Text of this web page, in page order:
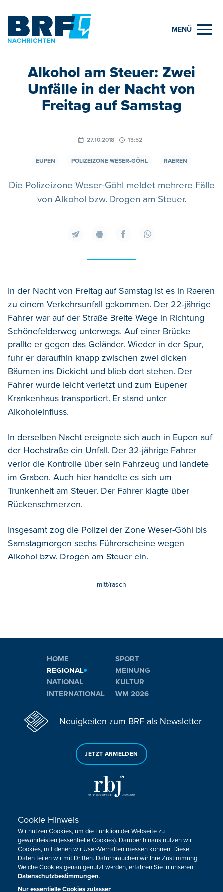
MENÜ
Alkohol am Steuer: Zwei
Unfälle in der Nacht von
Freitag auf Samstag
27.10.2018 13:52
EUPEN POLIZEIZONE WESER-GÖHL RAEREN
Die Polizeizone Weser-Göhl meldet mehrere Fälle
von Alkohol bzw. Drogen am Steuer.
In der Nacht von Freitag auf Samstag ist es in Raeren
zu einem Verkehrsunfall gekommen. Der 22-jährige
Fahrer war auf der Straße Breite Wege in Richtung
Schönefelderweg unterwegs. Auf einer Brücke
prallte er gegen das Geländer. Wieder in der Spur,
fuhr er daraufhin knapp zwischen zwei dicken
Bäumen ins Dickicht und blieb dort stehen. Der
Fahrer wurde leicht verletzt und zum Eupener
Krankenhaus transportiert. Er stand unter
Alkoholeinfluss.
In derselben Nacht ereignete sich auch in Eupen auf
der Hochstraße ein Unfall. Der 32-jährige Fahrer
verlor die Kontrolle über sein Fahrzeug und landete
im Graben. Auch hier handelte es sich um
Trunkenheit am Steuer. Der Fahrer klagte über
Rückenschmerzen.
Insgesamt zog die Polizei der Zone Weser-Göhl bis
Samstagmorgen sechs Führerscheine wegen
Alkohol bzw. Drogen am Steuer ein.
mitt/rasch
HOME
REGIONAL
NATIONAL
INTERNATIONAL
SPORT
MEINUNG
KULTUR
WM 2026
Neuigkeiten zum BRF als Newsletter
JETZT ANMELDEN
Sie haben noch Fragen oder Anmerkungen?
KONTAKTIEREN SIE UNS!
Impressum Datenschutz Kontakt
Barrierefreiheit
Cookie-Zustimmung anpassen
Design, Konzept & Programmierung:
Cookie Hinweis
Wir nutzen Cookies, um die Funktion der Webseite zu
gewährleisten (essentielle Cookies). Darüber hinaus nutzen wir
Cookies, mit denen wir User-Verhalten messen können. Diese
Daten teilen wir mit Dritten. Dafür brauchen wir Ihre Zustimmung.
Welche Cookies genau genutzt werden, erfahren Sie in unseren
Datenschutzbestimmungen.
Nur essentielle Cookies zulassen